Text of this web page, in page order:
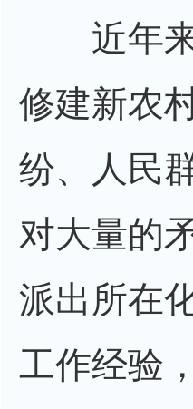
近年来
修建新农
纷、人民
对大量的
派出所在
工作经验